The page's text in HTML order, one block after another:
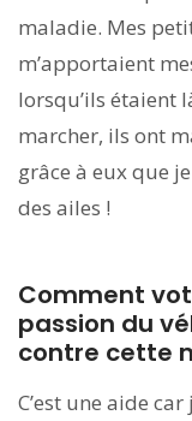
maladie. Mes
m’apportaient
lorsqu’ils étaient
marcher, ils ont
grâce à eux que
des ailes !
Comment
passion du
contre cette
C’est une aide